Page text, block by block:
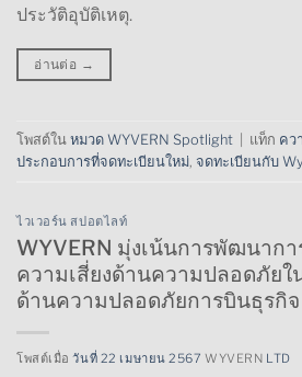
ประวัติอุบัติเหตุ.
อ่านต่อ →
โพสต์ใน หมวด WYVERN Spotlight แท็ก คว
ประกอบการที่จดทะเบียนใหม่, จดทะเบียนกับ
ไวเวอร์น สปอตไลท์
WYVERN มุ่งเน้นการพัฒนาก
ความเสี่ยงด้านความปลอดภัย
ด้านความปลอดภัยการบินธุรกิ
โพสต์เมื่อวันที่ 22 เมษายน 2567 WYVERN LTD